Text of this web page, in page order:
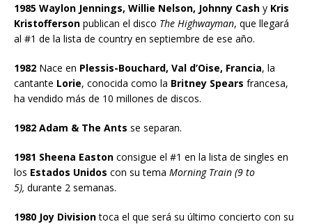
1985 Waylon Jennings, Willie Nelson, Johnny Cash y Kris
Kristofferson publican el disco The Highwayman, que llegará
al #1 de la lista de country en septiembre de ese año.
1982 Nace en Plessis-Bouchard, Val d’Oise, Francia, la
cantante Lorie, conocida como la Britney Spears francesa,
ha vendido más de 10 millones de discos.
1982 Adam & The Ants se separan.
1981 Sheena Easton consigue el #1 en la lista de singles en
los Estados Unidos con su tema Morning Train (9 to
5), durante 2 semanas.
1980 Joy Divisiontoca el que será su último concierto con su